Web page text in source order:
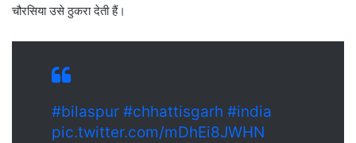
चौरसिया उसे ठुकरा देती हैं।
#bilaspur #chhattisgarh #india
pic.twitter.com/mDhEi8JWHN